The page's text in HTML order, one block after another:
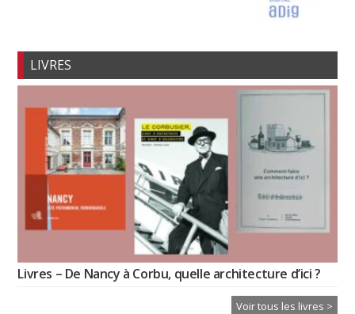
LIVRES
Livres – De Nancy à Corbu, quelle architecture d’ici ?
Voir tous les livres >